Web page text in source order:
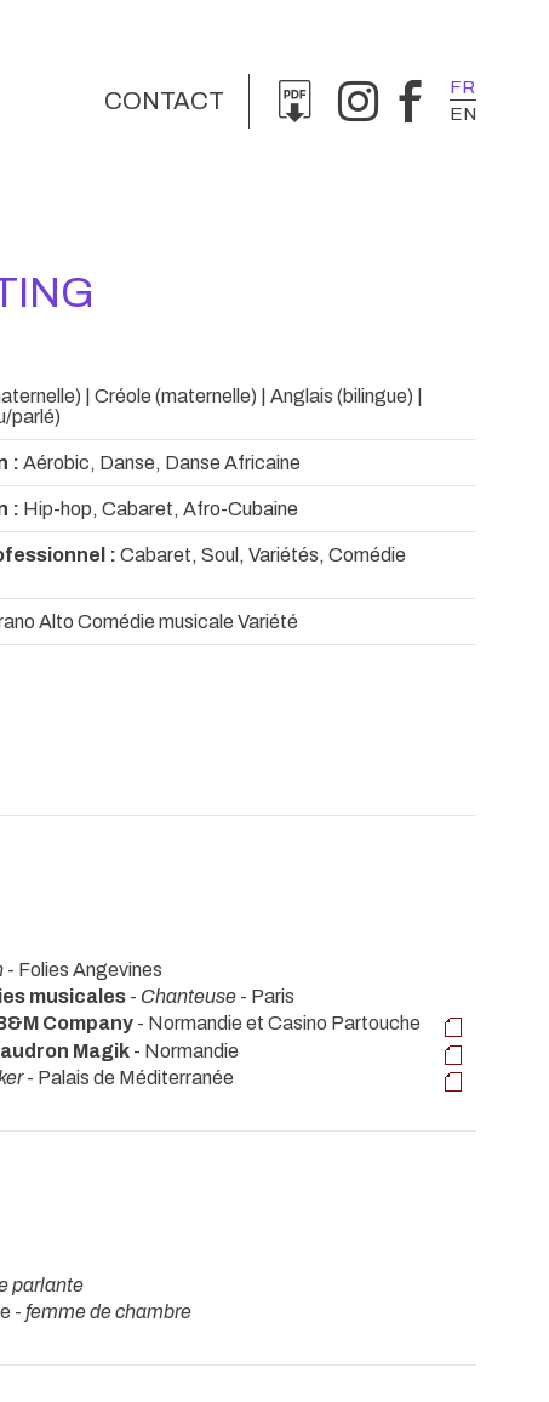
CONTACT
FR
EN
| Créole (maternelle) | Anglais (bilingue) |
parlé)
: Aérobic, Danse, Danse Africaine
: Hip-hop, Cabaret, Afro-Cubaine
: Cabaret, Soul, Variétés, Comédie
Alto Comédie musicale Variété
- Folies Angevines
musicales - Chanteuse - Paris
Company - Normandie et Casino Partouche
Magik - Normandie
- Palais de Méditerranée
parlante
- femme de chambre